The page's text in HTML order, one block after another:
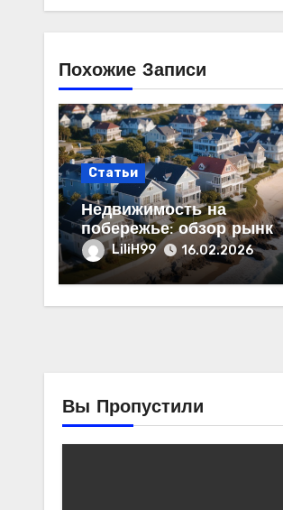
Похожие Записи
Статьи
Недвижимость на
побережье: обзор рынка
продаж и цен
LiliH99 16.02.2026
Вы Пропустили